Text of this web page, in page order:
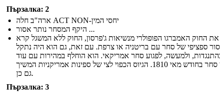
Пързалка: 2
ארה"ב חלה ACT NON-יחסי המין
היקף המסחר נותר אסור ...
את החוק האמברגו הפופולרי מנשיאות ג'פרסון, החוק ללא המשגל קרא
ספציפי של סחר עם בריטניה או צרפת. עם זאת, גם הוא היה נתקל
ולמעשה, לפגוע סחר אמריקאי. הוא הוחלף במהירות עם עוד
חשבון סחר בחודש מאי 1810. הגיוס הכפוי לצי של ספינות אמריקניות המשיך
גם כן.
Пързалка: 3